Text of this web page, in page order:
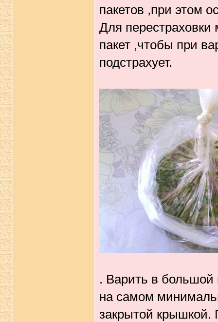
пакетов ,при этом
Для
пакет ,чтобы при
подстрахует.
. Варить в большой
на самом
закрытой крышкой.